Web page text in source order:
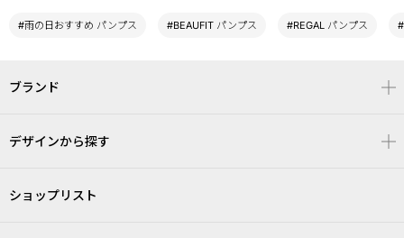
#雨の日おすすめ パンプス #BEAUFIT パンプス #REGAL パンプス
ブランド
デザインから探す
ショップリスト